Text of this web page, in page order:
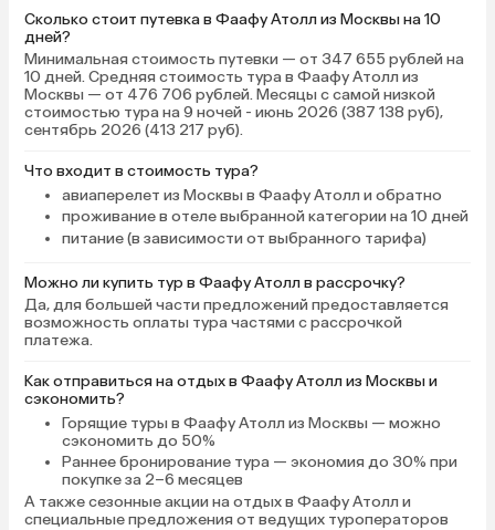
Сколько стоит путевка в Фаафу Атолл из Москвы на 10
дней?
Минимальная стоимость путевки — от 347 655 рублей на
10 дней. Средняя стоимость тура в Фаафу Атолл из
Москвы — от 476 706 рублей. Месяцы с самой низкой
стоимостью тура на 9 ночей - июнь 2026 (387 138 руб),
сентябрь 2026 (413 217 руб).
Что входит в стоимость тура?
авиаперелет из Москвы в Фаафу Атолл и обратно
проживание в отеле выбранной категории на 10 дней
питание (в зависимости от выбранного тарифа)
Можно ли купить тур в Фаафу Атолл в рассрочку?
Да, для большей части предложений предоставляется
возможность оплаты тура частями с рассрочкой
платежа.
Как отправиться на отдых в Фаафу Атолл из Москвы и
сэкономить?
Горящие туры в Фаафу Атолл из Москвы — можно
сэкономить до 50%
Раннее бронирование тура — экономия до 30% при
покупке за 2–6 месяцев
А такжесезонные акции на отдых в Фаафу Атолл и
специальные предложения от ведущих туроператоров